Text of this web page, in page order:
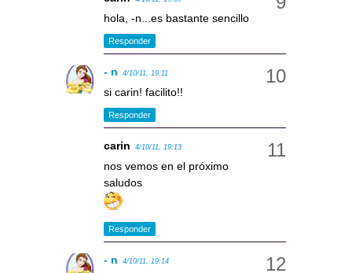
hola, -n...es bastante sencillo
Responder
- n 4/10/11, 19:11
si carin! facilito!!
Responder
carin 4/10/11, 19:13
nos vemos en el próximo
saludos
Responder
- n 4/10/11, 19:14